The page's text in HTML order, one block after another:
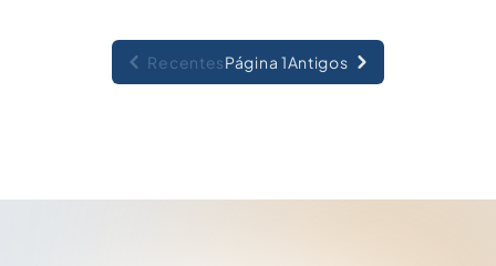
RecentesPágina 1Antigos